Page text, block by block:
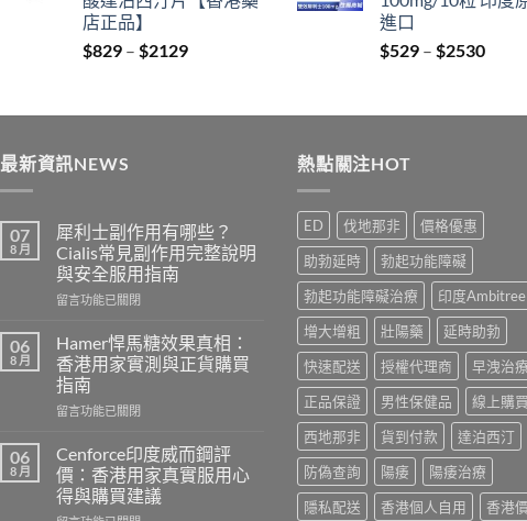
店正品】
$829 – $2129Price
through
進口
$529 – $2530Price
最新資訊NEWS
07
8 月
犀利士副作用有哪些？
Cialis常見副作用完整說明
與安全服用指南
在
利
士
副
作
用
哪
些？
Cialis
常
留言功能已關閉
06
8 月
Hamer悍馬糖效果真相：
香港用家實測與正貨購買
指南
在
悍
馬
糖
效
留言功能已關閉
06
8 月
Cenforce印度威而鋼評
價：香港用家真實服用心
得與購買建議
熱點關注HOT
ED 伐地那非
價格優惠
助勃延時
勃起功能障礙
勃起功能障礙治療
印度Ambitree
增大增粗
壯陽藥
延時助勃
快速配送
授權代理商
早洩治
正品保證
男性保健品
線上購
西地那非
貨到付款
達泊西汀
防偽查詢
陽痿
陽痿治療
隱私配送
香港個人自用 香港